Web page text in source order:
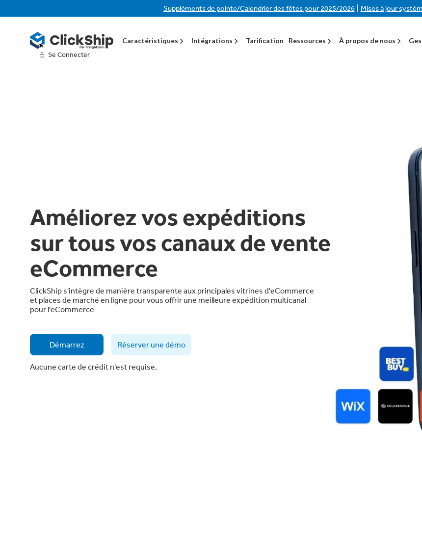
Suppléments de pointe/Calendrier des fêtes pour 2025/2026 Mises à jour
Caractéristiques Intégrations Tarification Ressources À propos de nous
Se Connecter
Améliorez vos expéditions
sur tous vos canaux de vente
eCommerce
ClickShip s'intègre de manière transparente aux principales vitrines d'eCommerce
et places de marché en ligne pour vous offrir une meilleure expédition multicanal
pour l'eCommerce
Démarrez Réserver une démo
Aucune carte de crédit n'est requise.